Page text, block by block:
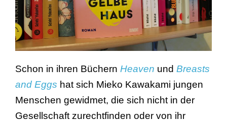
Schon in ihren Büchern Heaven und Breasts
and Eggs hat sich Mieko Kawakami jungen
Menschen gewidmet, die sich nicht in der
Gesellschaft zurechtfinden oder von ihr